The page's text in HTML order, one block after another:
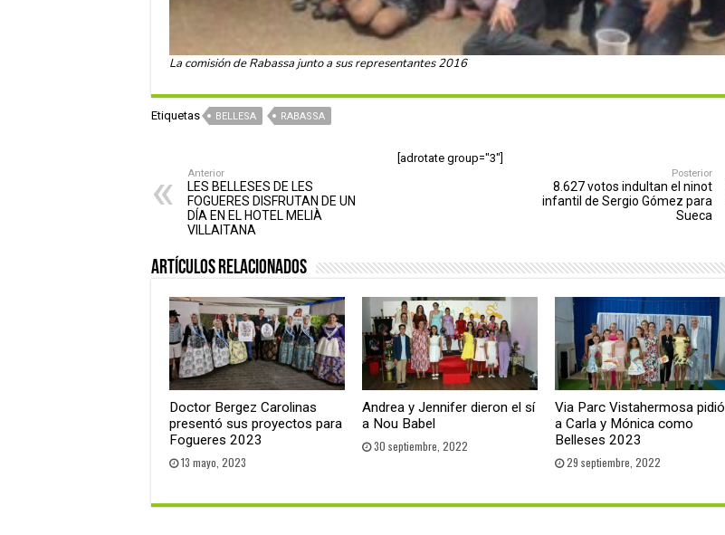
La comisión de Rabassa junto a sus representantes 2016
Etiquetas BELLESA RABASSA
[adrotate group="3"]
Anterior
LES BELLESES DE LES
FOGUERES DISFRUTAN DE UN
DÍA EN EL HOTEL MELIÀ
VILLAITANA
Posterior
8.627 votos indultan el ninot
infantil de Sergio Gómez para
Sueca
Artículos relacionados
Doctor Bergez Carolinas
presentó sus proyectos para
Fogueres 2023
13 mayo, 2023
Andrea y Jennifer dieron el sí
a Nou Babel
30 septiembre, 2022
Via Parc Vistahermosa pidió
a Carla y Mónica como
Belleses 2023
29 septiembre, 2022